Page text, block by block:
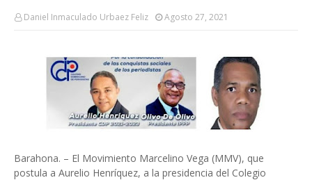
Daniel Inmaculado Urbaez Feliz Agosto 27, 2021
Barahona. – El Movimiento Marcelino Vega (MMV), que
postula a Aurelio Henríquez, a la presidencia del Colegio